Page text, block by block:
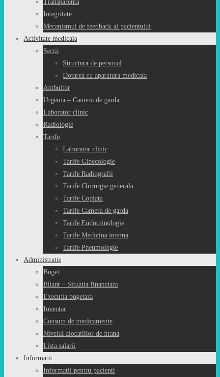
Transparenta
Integritate
Mecanismul de feedback al pacientului
Activitate medicala
Sectii
Structura de personal
Dotarea cu aparatura medicala
Ambultor
Urgenta – Camera de garda
Laborator clinic
Radiologie
Tarife
Laborator clinic
Tarife Ginecologie
Tarife Radiografii
Tarife Chirurgie generala
Tarife Coplata
Tarife Camera de garda
Tarife Endocrinologie
Tarife Medicina interna
Tarife Pneumologie
Administratie
Buget
Bilant – Situatia financiara
Executia bugetara
Inventar
Consum de medicamente
Nivelul alocatiilor de hrana
Lista salarii
Informatii
Informatii pentru pacienti